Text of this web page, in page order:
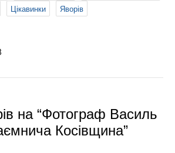
Цікавинки Яворів
на “Фотограф Василь
Косівщина”